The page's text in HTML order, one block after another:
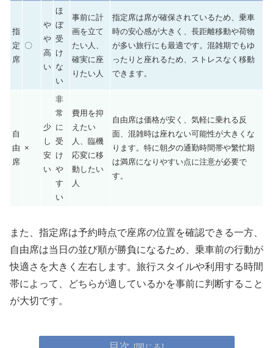
指
定
席
〇
や
や
高
い
ほ
ぼ
受
け
な
い
事前に計
画を立て
たい人、
確実に座
りたい人
指定席は席が確保されているため、乗車
時の安心感が大きく、長距離移動や荷物
が多い旅行にも最適です。混雑期でもゆ
ったりと座れるため、ストレスなく移動
できます。
自
由
席
×
少
し
安
い
非
常
に
受
け
や
す
い
費用を抑
えたい
人、臨機
応変に移
動したい
人
自由席は価格が安く、気軽に乗れる反
面、混雑時は座れない可能性が大きくな
ります。特に朝夕の通勤時間帯や繁忙期
は満席になりやすい点に注意が必要で
す。
また、指定席は予約時点で座席の位置を確認できる一方、
自由席は当日の並び順が勝負になるため、乗車前の行動が
快適さを大きく左右します。旅行スタイルや利用する時間
帯によって、どちらが適しているかを事前に判断すること
が大切です。